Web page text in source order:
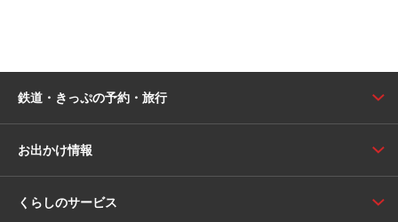
鉄道・きっぷの予約・旅行
お出かけ情報
くらしのサービス